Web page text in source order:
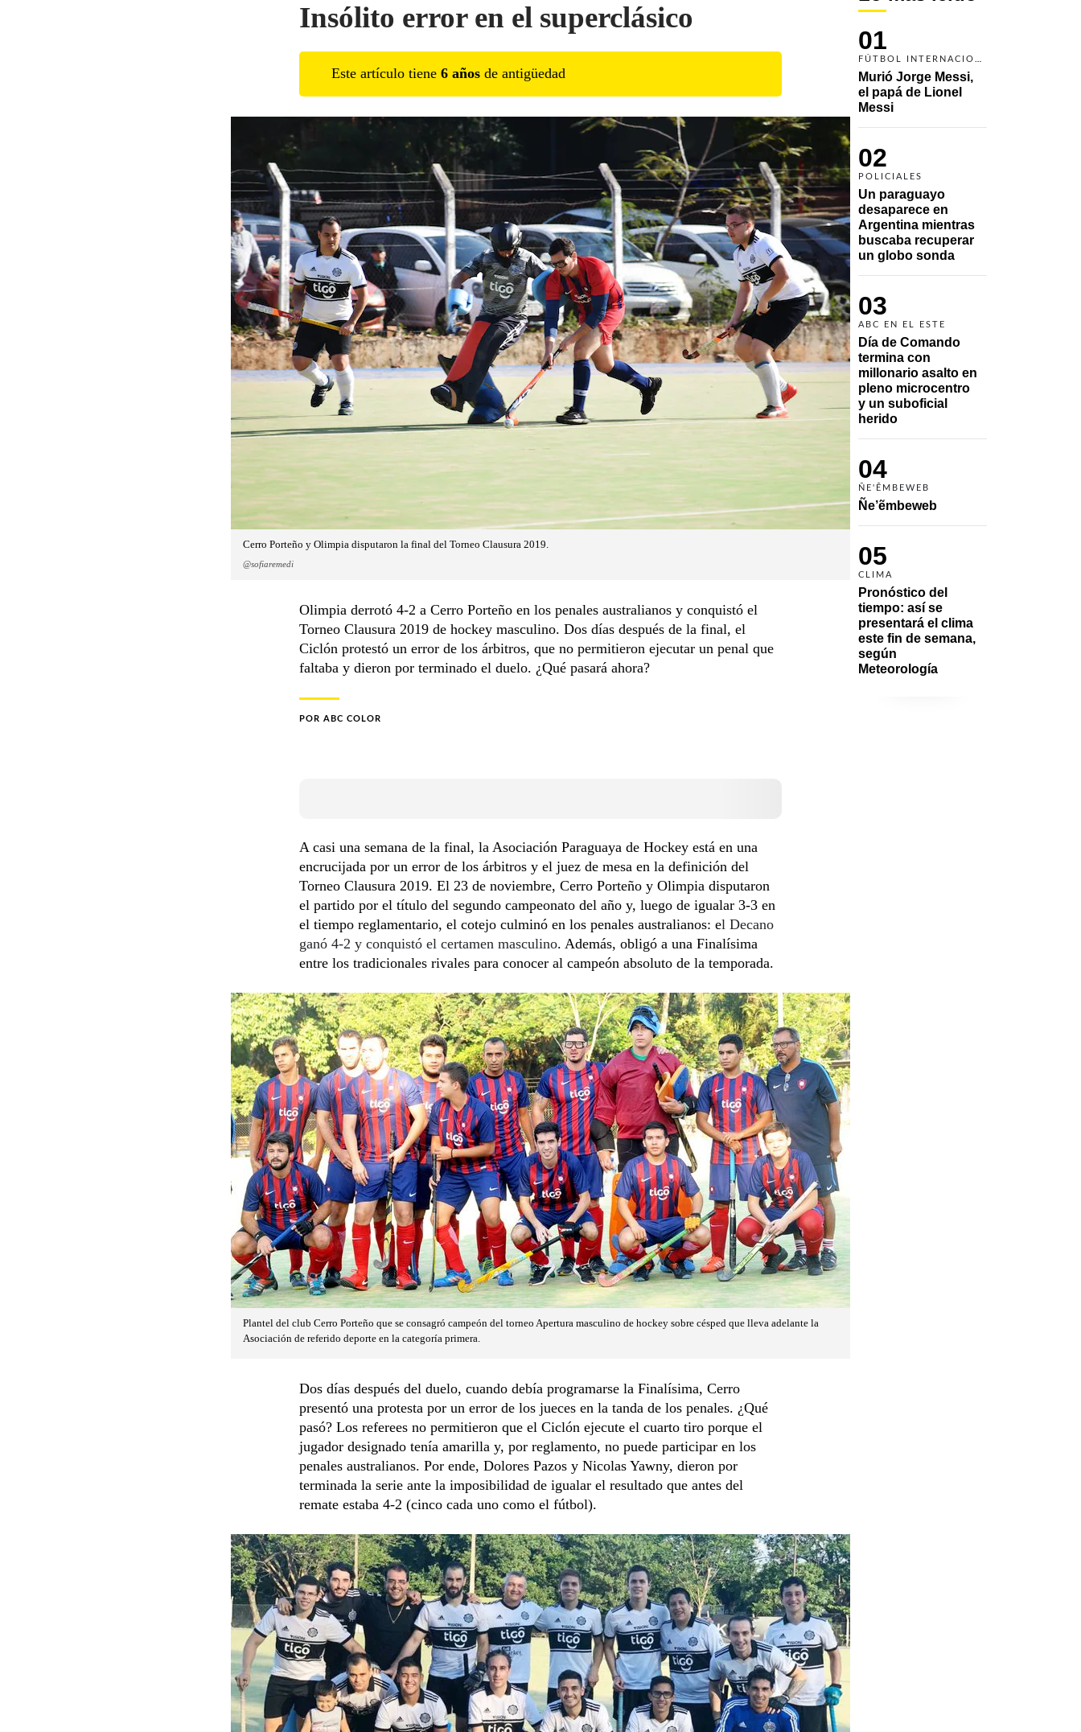
01
Murió Jorge Messi,
el papá de Lionel
Messi
02
POLICIALES
Un paraguayo
desaparece en
Argentina mientras
buscaba recuperar
un globo sonda
03
ABC EN EL ESTE
Día de Comando
termina con
millonario asalto en
pleno microcentro
y un suboficial
herido
04
ÑE'ẼMBEWEB
Ñe’ẽmbeweb
05
CLIMA
Pronóstico del
tiempo: así se
presentará el clima
este fin de semana,
según
Meteorología
Insólito error en el superclásico
Este artículo tiene 6 años de antigüedad
Cerro Porteño y Olimpia disputaron la final del Torneo Clausura 2019.
@sofiaremedi
Olimpia derrotó 4-2 a Cerro Porteño en los penales australianos y conquistó el
Torneo Clausura 2019 de hockey masculino. Dos días después de la final, el
Ciclón protestó un error de los árbitros, que no permitieron ejecutar un penal que
faltaba y dieron por terminado el duelo. ¿Qué pasará ahora?
POR ABC COLOR
A casi una semana de la final, la Asociación Paraguaya de Hockey está en una
encrucijada por un error de los árbitros y el juez de mesa en la definición del
Torneo Clausura 2019. El 23 de noviembre, Cerro Porteño y Olimpia disputaron
el partido por el título del segundo campeonato del año y, luego de igualar 3-3 en
el tiempo reglamentario, el cotejo culminó en los penales australianos: el Decano
ganó 4-2 y conquistó el certamen masculino. Además, obligó a una Finalísima
entre los tradicionales rivales para conocer al campeón absoluto de la temporada.
Plantel del club Cerro Porteño que se consagró campeón del torneo Apertura masculino de hockey sobre césped que lleva adelante la
Asociación de referido deporte en la categoría primera.
Dos días después del duelo, cuando debía programarse la Finalísima, Cerro
presentó una protesta por un error de los jueces en la tanda de los penales. ¿Qué
pasó? Los referees no permitieron que el Ciclón ejecute el cuarto tiro porque el
jugador designado tenía amarilla y, por reglamento, no puede participar en los
penales australianos. Por ende, Dolores Pazos y Nicolas Yawny, dieron por
terminada la serie ante la imposibilidad de igualar el resultado que antes del
remate estaba 4-2 (cinco cada uno como el fútbol).